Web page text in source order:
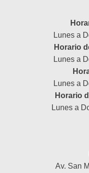
Lunes a
Horario
Lunes a
Lunes a
Horario
Lunes a
Av. San